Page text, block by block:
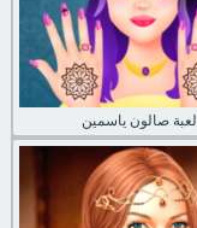
لعبة صالون ياسمين